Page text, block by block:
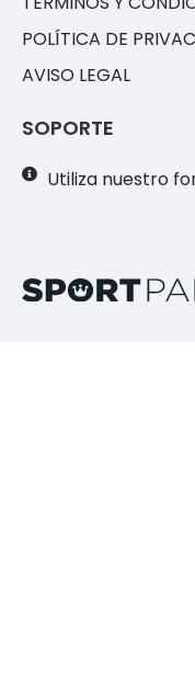
POLÍTICA DE
AVISO LEGAL
SOPORTE
Utiliza nuestro